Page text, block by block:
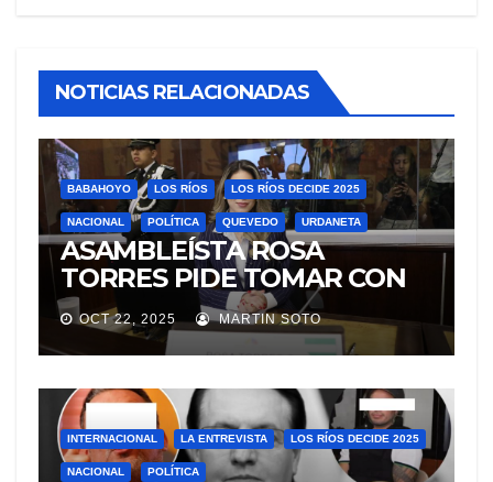
NOTICIAS RELACIONADAS
BABAHOYO LOS RÍOS LOS RÍOS DECIDE 2025
NACIONAL POLÍTICA QUEVEDO URDANETA
ASAMBLEÍSTA ROSA
TORRES PIDE TOMAR CON
SERIEDAD EL PRESUNTO
INTENTO DE
ENVENENAMIENTO AL
PRESIDENTE NOBOA Y
RECHAZA QUE SEA UNA
“DISTRACCIÓN POLÍTICA”
OCT 22, 2025 MARTIN SOTO
INTERNACIONAL LA ENTREVISTA LOS RÍOS DECIDE 2025
NACIONAL POLÍTICA